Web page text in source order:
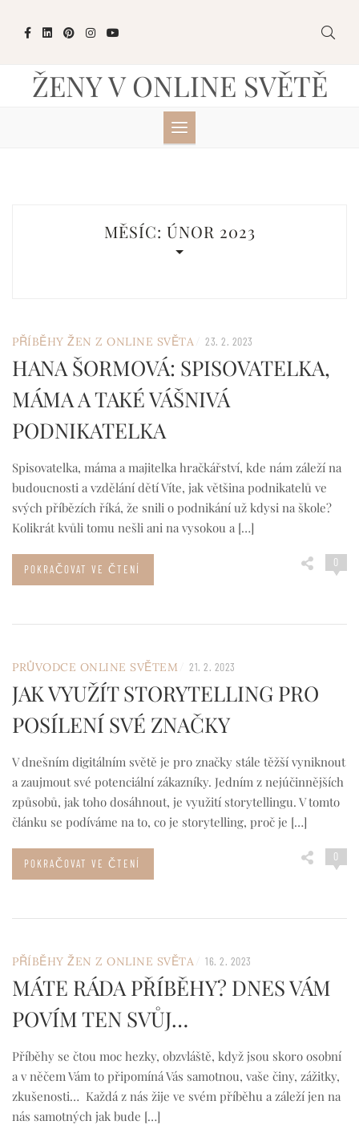
ŽENY V ONLINE SVĚTĚ
MĚSÍC: ÚNOR 2023
PŘÍBĚHY ŽEN Z ONLINE SVĚTA 23. 2. 2023
HANA ŠORMOVÁ: SPISOVATELKA,
MÁMA A TAKÉ VÁŠNIVÁ
PODNIKATELKA
Spisovatelka, máma a majitelka hračkářství, kde nám záleží na
budoucnosti a vzdělání dětí Víte, jak většina podnikatelů ve
svých příbězích říká, že snili o podnikání už kdysi na škole?
Kolikrát kvůli tomu nešli ani na vysokou a […]
0
POKRAČOVAT VE ČTENÍ
PRŮVODCE ONLINE SVĚTEM 21. 2. 2023
JAK VYUŽÍT STORYTELLING PRO
POSÍLENÍ SVÉ ZNAČKY
V dnešním digitálním světě je pro značky stále těžší vyniknout
a zaujmout své potenciální zákazníky. Jedním z nejúčinnějších
způsobů, jak toho dosáhnout, je využití storytellingu. V tomto
článku se podíváme na to, co je storytelling, proč je […]
0
POKRAČOVAT VE ČTENÍ
PŘÍBĚHY ŽEN Z ONLINE SVĚTA 16. 2. 2023
MÁTE RÁDA PŘÍBĚHY? DNES VÁM
POVÍM TEN SVŮJ…
Příběhy se čtou moc hezky, obzvláště, když jsou skoro osobní
a v něčem Vám to připomíná Vás samotnou, vaše činy, zážitky,
zkušenosti… Každá z nás žije ve svém příběhu a záleží jen na
nás samotných jak bude […]